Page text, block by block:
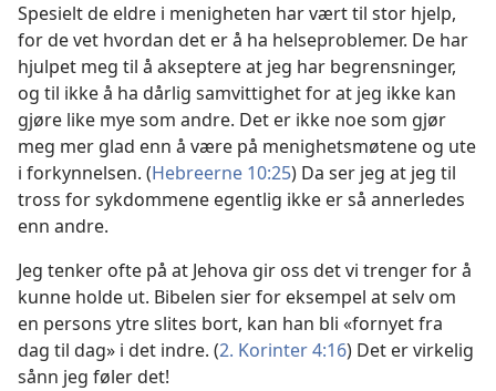
Spesielt de eldre i menigheten har vært til stor hjelp,
for de vet hvordan det er å ha helseproblemer. De har
hjulpet meg til å akseptere at jeg har begrensninger,
og til ikke å ha dårlig samvittighet for at jeg ikke kan
gjøre like mye som andre. Det er ikke noe som gjør
meg mer glad enn å være på menighetsmøtene og ute
i forkynnelsen. (Hebreerne 10:25) Da ser jeg at jeg til
tross for sykdommene egentlig ikke er så annerledes
enn andre.
Jeg tenker ofte på at Jehova gir oss det vi trenger for å
kunne holde ut. Bibelen sier for eksempel at selv om
en persons ytre slites bort, kan han bli «fornyet fra
dag til dag» i det indre. (2. Korinter 4:16) Det er virkelig
sånn jeg føler det!